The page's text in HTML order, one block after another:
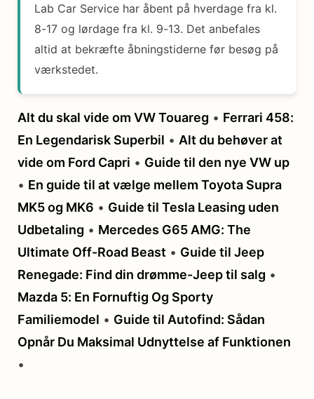
Lab Car Service har åbent på hverdage fra kl.
8-17 og lørdage fra kl. 9-13. Det anbefales
altid at bekræfte åbningstiderne før besøg på
værkstedet.
Alt du skal vide om VW Touareg • Ferrari 458:
En Legendarisk Superbil • Alt du behøver at
vide om Ford Capri • Guide til den nye VW up
• En guide til at vælge mellem Toyota Supra
MK5 og MK6 • Guide til Tesla Leasing uden
Udbetaling • Mercedes G65 AMG: The
Ultimate Off-Road Beast • Guide til Jeep
Renegade: Find din drømme-Jeep til salg •
Mazda 5: En Fornuftig Og Sporty
Familiemodel • Guide til Autofind: Sådan
Opnår Du Maksimal Udnyttelse af Funktionen
•